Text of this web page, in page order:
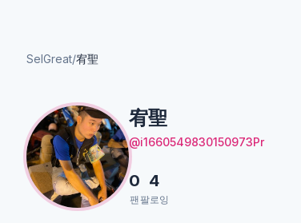
SelGreat/宥聖
宥聖
@i1660549830150973Pr
0
팬
4
팔로잉